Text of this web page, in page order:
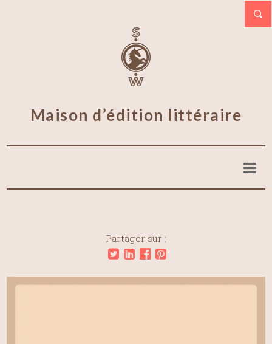
Maison d’édition littéraire
Partager sur :